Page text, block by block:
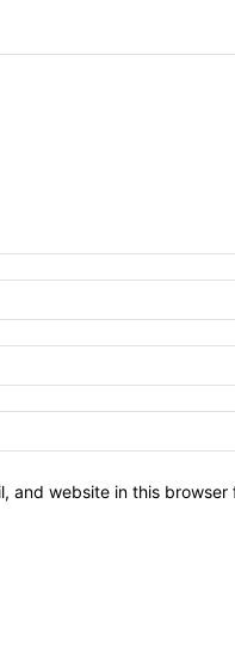
and website in this